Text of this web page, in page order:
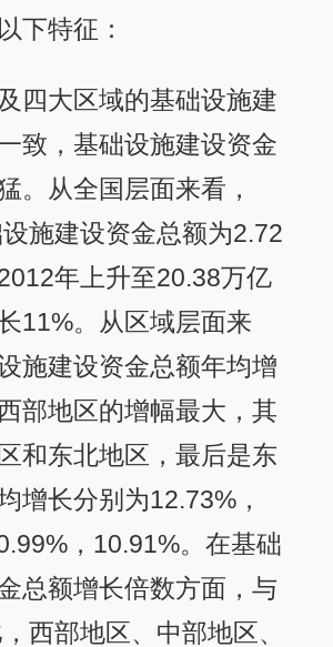
下特征：
四大区域的基础设施建
致，基础设施建设资金
。从全国层面来看，
施建设资金总额为2.72
年上升至20.38万亿
11%。从区域层面来
施建设资金总额年均增
部地区的增幅最大，其
和东北地区，最后是东
增长分别为12.73%，
，10.91%。在基础
总额增长倍数方面，与
西部地区、中部地区、